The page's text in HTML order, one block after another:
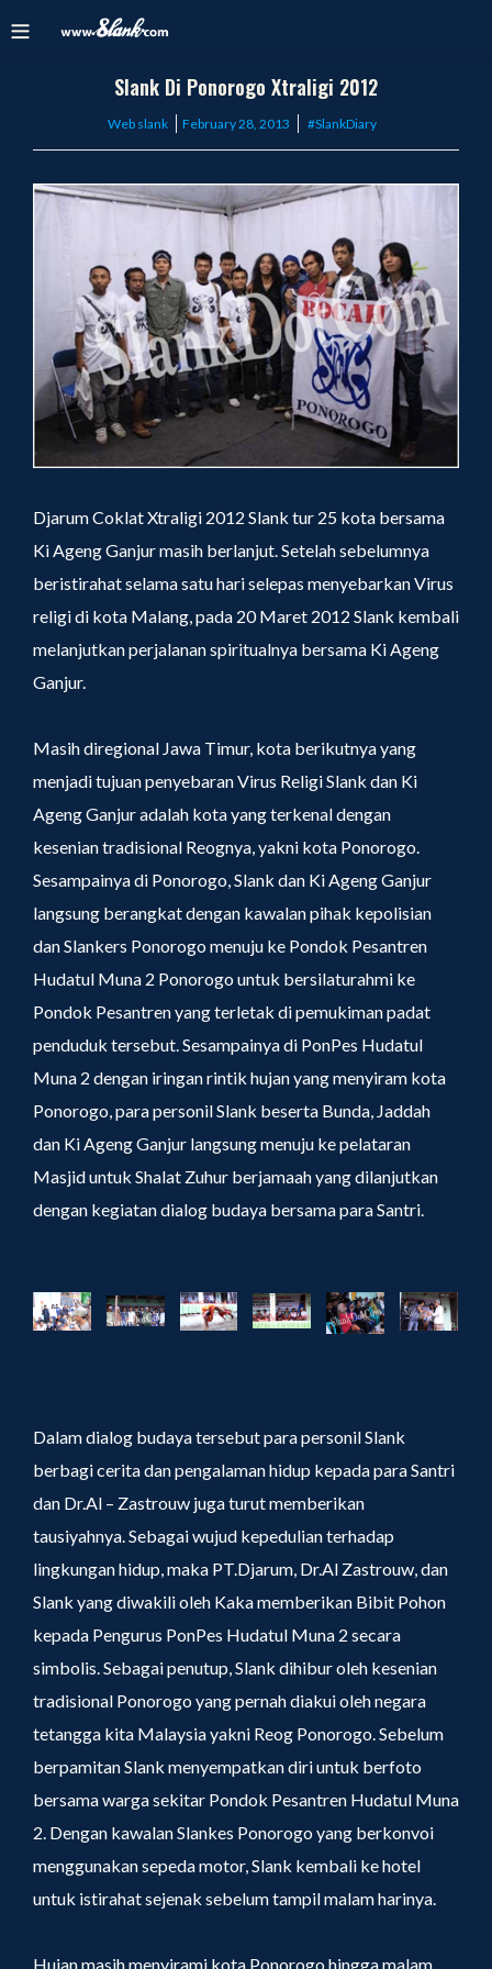
Slank Di Ponorogo Xtraligi 2012
Web slank
Posted
February 28, 2013 #SlankDiary
Djarum Coklat Xtraligi 2012 Slank tur 25 kota bersama
Ki Ageng Ganjur masih berlanjut. Setelah sebelumnya
beristirahat selama satu hari selepas menyebarkan Virus
religi di kota Malang, pada 20 Maret 2012 Slank kembali
melanjutkan perjalanan spiritualnya bersama Ki Ageng
Ganjur.
Masih diregional Jawa Timur, kota berikutnya yang
menjadi tujuan penyebaran Virus Religi Slank dan Ki
Ageng Ganjur adalah kota yang terkenal dengan
kesenian tradisional Reognya, yakni kota Ponorogo.
Sesampainya di Ponorogo, Slank dan Ki Ageng Ganjur
langsung berangkat dengan kawalan pihak kepolisian
dan Slankers Ponorogo menuju ke Pondok Pesantren
Hudatul Muna 2 Ponorogo untuk bersilaturahmi ke
Pondok Pesantren yang terletak di pemukiman padat
penduduk tersebut. Sesampainya di PonPes Hudatul
Muna 2 dengan iringan rintik hujan yang menyiram kota
Ponorogo, para personil Slank beserta Bunda, Jaddah
dan Ki Ageng Ganjur langsung menuju ke pelataran
Masjid untuk Shalat Zuhur berjamaah yang dilanjutkan
dengan kegiatan dialog budaya bersama para Santri.
Dalam dialog budaya tersebut para personil Slank
berbagi cerita dan pengalaman hidup kepada para Santri
dan Dr.Al – Zastrouw juga turut memberikan
tausiyahnya. Sebagai wujud kepedulian terhadap
lingkungan hidup, maka PT.Djarum, Dr.Al Zastrouw, dan
Slank yang diwakili oleh Kaka memberikan Bibit Pohon
kepada Pengurus PonPes Hudatul Muna 2 secara
simbolis. Sebagai penutup, Slank dihibur oleh kesenian
tradisional Ponorogo yang pernah diakui oleh negara
tetangga kita Malaysia yakni Reog Ponorogo. Sebelum
berpamitan Slank menyempatkan diri untuk berfoto
bersama warga sekitar Pondok Pesantren Hudatul Muna
2. Dengan kawalan Slankes Ponorogo yang berkonvoi
menggunakan sepeda motor, Slank kembali ke hotel
untuk istirahat sejenak sebelum tampil malam harinya.
Hujan masih menyirami kota Ponorogo hingga malam,